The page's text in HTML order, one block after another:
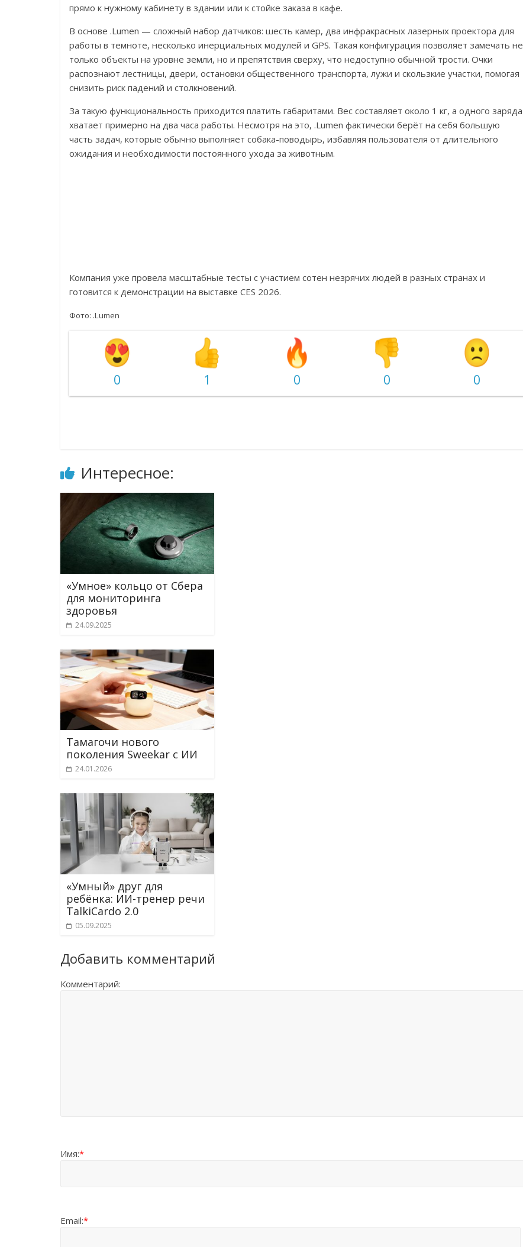
прямо к нужному кабинету в здании или к стойке заказа в кафе.
В основе .Lumen — сложный набор датчиков: шесть камер, два инфракрасных лазерных проектора для
работы в темноте, несколько инерциальных модулей и GPS. Такая конфигурация позволяет замечать не
только объекты на уровне земли, но и препятствия сверху, что недоступно обычной трости. Очки
распознают лестницы, двери, остановки общественного транспорта, лужи и скользкие участки, помогая
снизить риск падений и столкновений.
За такую функциональность приходится платить габаритами. Вес составляет около 1 кг, а одного заряда
хватает примерно на два часа работы. Несмотря на это, .Lumen фактически берёт на себя большую
часть задач, которые обычно выполняет собака-поводырь, избавляя пользователя от длительного
ожидания и необходимости постоянного ухода за животным.
Компания уже провела масштабные тесты с участием сотен незрячих людей в разных странах и
готовится к демонстрации на выставке CES 2026.
Фото: .Lumen
0 1 0 0 0
Интересное:
«Умное» кольцо от Сбера
для мониторинга
здоровья
24.09.2025
Тамагочи нового
поколения Sweekar с ИИ
24.01.2026
«Умный» друг для
ребёнка: ИИ-тренер речи
TalkiCardo 2.0
05.09.2025
Добавить комментарий
Комментарий:
Имя:*
Email:*